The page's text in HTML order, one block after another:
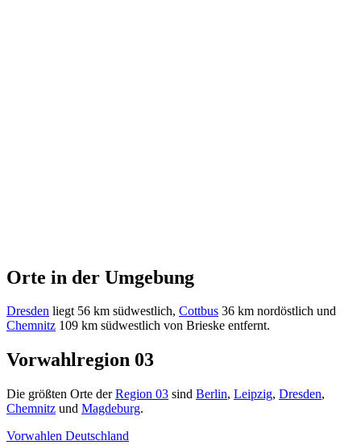
Orte in der Umgebung
Dresden liegt 56 km südwestlich, Cottbus 36 km nordöstlich und
Chemnitz 109 km südwestlich von Brieske entfernt.
Vorwahlregion 03
Die größten Orte derRegion 03 sind Berlin, Leipzig, Dresden,
Chemnitz und Magdeburg.
Vorwahlen Deutschland